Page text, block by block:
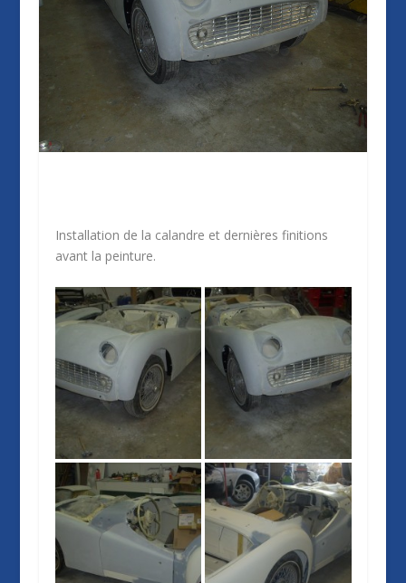
Installation de la calandre et dernières finitions
avant la peinture.